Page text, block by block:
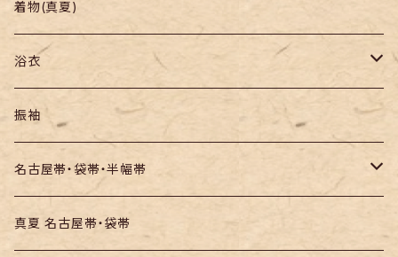
羽織り・道行
色無地・江戸小紋
紬
訪問着・付下
お召し
着物(真夏)
浴衣
セオα・ポリ
木綿・綿麻
絞りの浴衣
振袖
名古屋帯・袋帯・半幅帯
名古屋帯
真夏 名古屋帯・袋帯